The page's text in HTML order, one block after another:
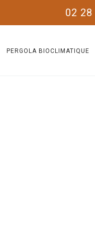
02 28
PERGOLA BIOCLIMATIQUE